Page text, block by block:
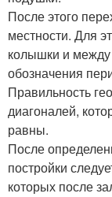
После этого
местности. Для
колышки и
обозначения
Правильность
диагоналей,
равны.
После
постройки
которых после